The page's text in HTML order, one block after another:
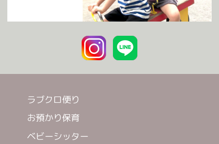
ラブクロ便り
お預かり保育
ベビーシッター